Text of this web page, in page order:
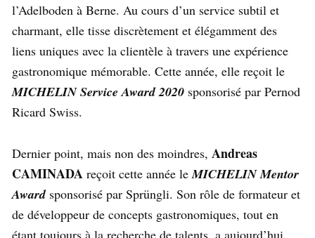
l’Adelboden à Berne. Au cours d’un service subtil et
charmant, elle tisse discrètement et élégamment des
liens uniques avec la clientèle à travers une expérience
gastronomique mémorable. Cette année, elle reçoit le
MICHELIN Service Award 2020 sponsorisé par Pernod
Ricard Swiss.
Dernier point, mais non des moindres, Andreas
CAMINADA reçoit cette année leMICHELIN Mentor
Awardsponsorisé par Sprüngli. Son rôle de formateur et
de développeur de concepts gastronomiques, tout en
étant toujours à la recherche de talents, a aujourd’hui